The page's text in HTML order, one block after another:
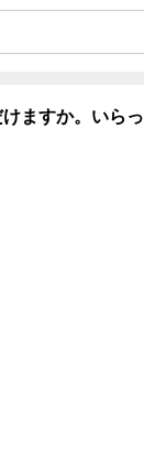
ますか。いら